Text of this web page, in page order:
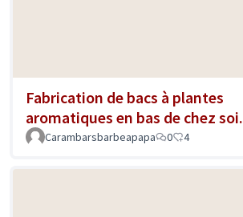
Fabrication de bacs à plantes
aromatiques en bas de chez soi.
Carambarsbarbeapapa 0 4